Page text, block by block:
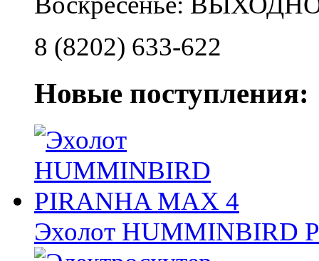
8 (8202) 633-622
Новые поступления:
Эхолот HUMMINBIRD